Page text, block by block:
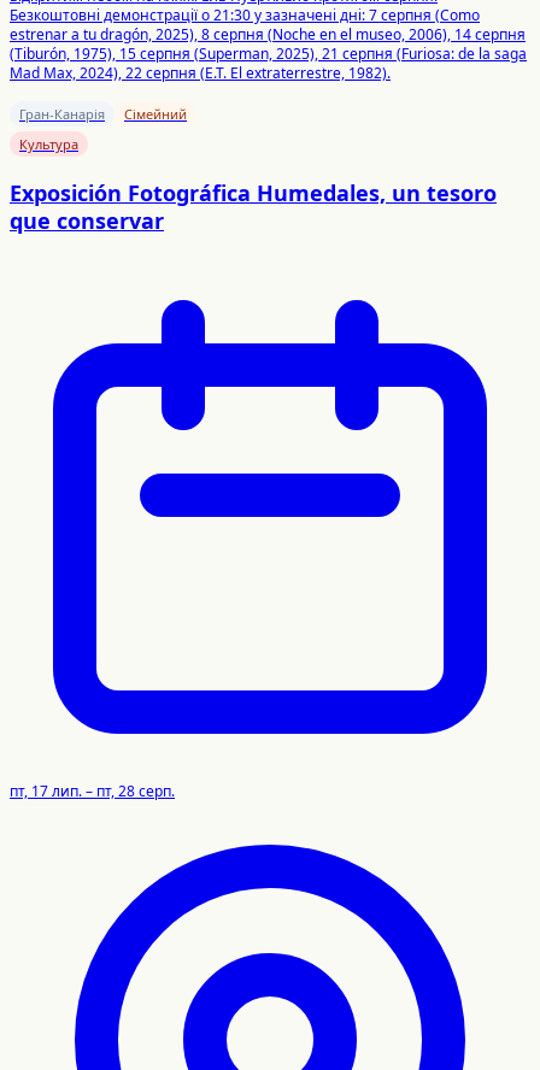
Безкоштовні демонстрації о 21:30 у зазначені дні: 7 серпня (Como
estrenar a tu dragón, 2025), 8 серпня (Noche en el museo, 2006), 14 серпня
(Tiburón, 1975), 15 серпня (Superman, 2025), 21 серпня (Furiosa: de la saga
Mad Max, 2024), 22 серпня (E.T. El extraterrestre, 1982).
Гран-Канарія
Сімейний
Культура
Exposición Fotográfica Humedales, un tesoro
que conservar
пт, 17 лип. – пт, 28 серп.